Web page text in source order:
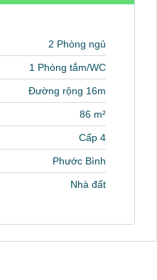
2 Phòng ngủ
1 Phòng tắm/WC
Đường rộng 16m
86 m²
Cấp 4
Phước Bình
Nhà đất